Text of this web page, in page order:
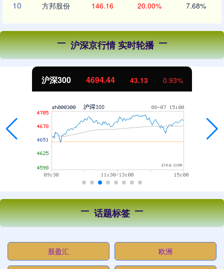
10 方邦股份 146.16 20.00% 7.68%
沪深京行情 实时轮播
沪深300 4694.44 43.13 0.93%
话题标签
股盈汇 欧洲